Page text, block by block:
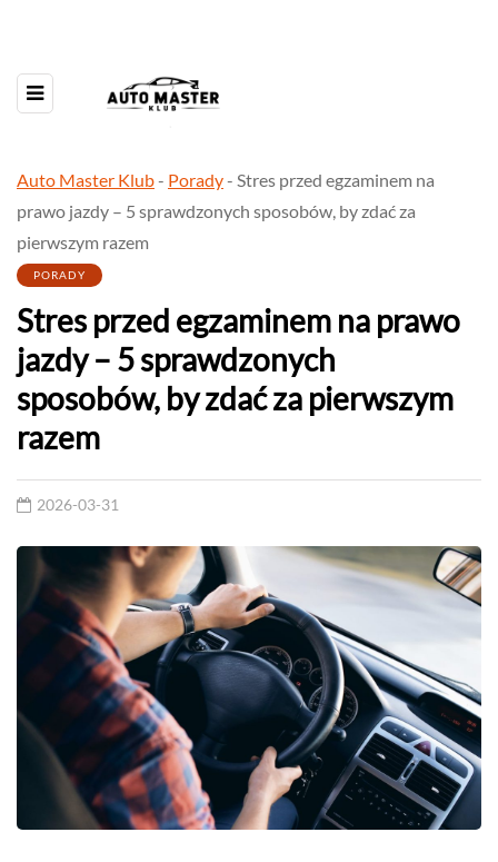
Auto Master Klub- Porady- Stres przed egzaminem na
prawo jazdy – 5 sprawdzonych sposobów, by zdać za
pierwszym razem
PORADY
Stres przed egzaminem na prawo
jazdy – 5 sprawdzonych
sposobów, by zdać za pierwszym
razem
2026-03-31